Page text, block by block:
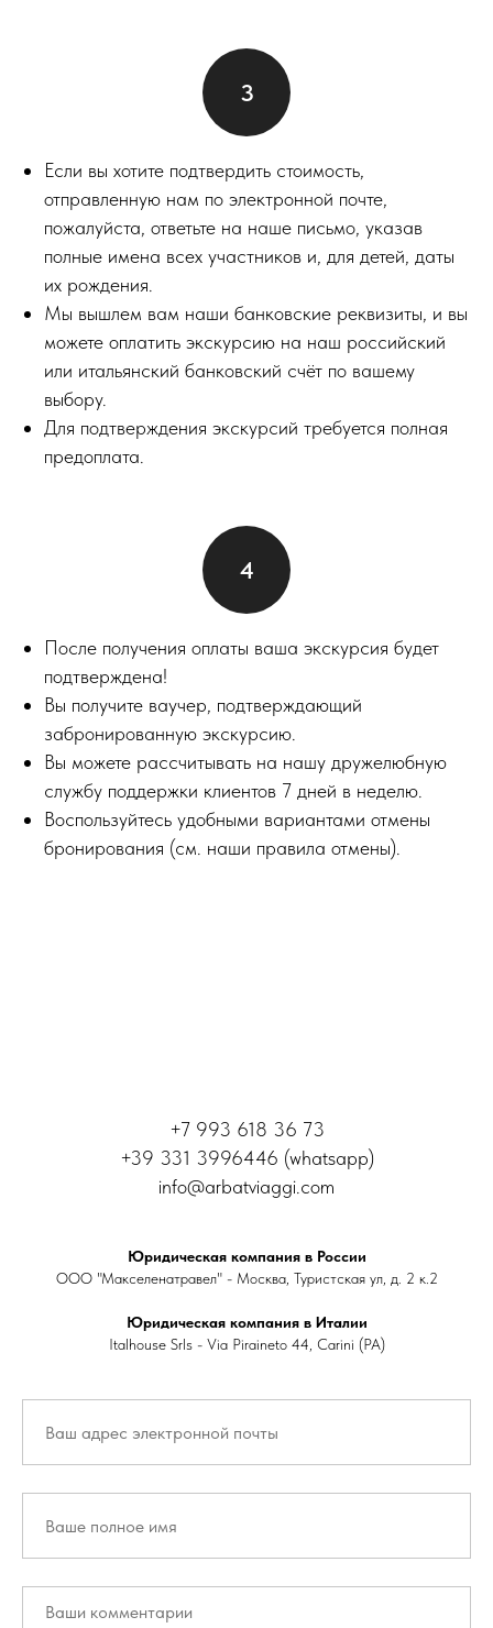
Если вы хотите подтвердить стоимость,
отправленную нам по электронной почте,
пожалуйста, ответьте на наше письмо, указав
полные имена всех участников и, для детей, даты
их рождения.
Мы вышлем вам наши банковские реквизиты, и вы
можете оплатить экскурсию на наш российский
или итальянский банковский счёт по вашему
выбору.
Для подтверждения экскурсий требуется полная
предоплата.
После получения оплаты ваша экскурсия будет
подтверждена!
Вы получите ваучер, подтверждающий
забронированную экскурсию.
Вы можете рассчитывать на нашу дружелюбную
службу поддержки клиентов 7 дней в неделю.
Воспользуйтесь удобными вариантами отмены
бронирования (см. наши правила отмены).
+7 993 618 36 73
+39 331 3996446 (whatsapp)
info@arbatviaggi.com
Юридическая компания в России
ООО "Макселенатравел" - Москва, Туристская ул, д. 2 к.2
Юридическая компания в Италии
Italhouse Srls - Via Piraineto 44, Carini (PA)